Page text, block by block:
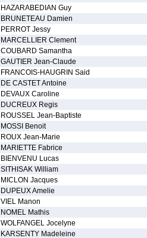
HAZARABEDIAN Guy
BRUNETEAU Damien
PERROT Jessy
MARCELLIER Clement
COUBARD Samantha
GAUTIER Jean-Claude
FRANCOIS-HAUGRIN Said
DE CASTET Antoine
DEVAUX Caroline
DUCREUX Regis
ROUSSEL Jean-Baptiste
MOSSI Benoit
ROUX Jean-Marie
MARIETTE Fabrice
BIENVENU Lucas
SITHISAK William
MICLON Jacques
DUPEUX Amelie
VIEL Manon
NOMEL Mathis
WOLFANGEL Jocelyne
KARSENTY Madeleine